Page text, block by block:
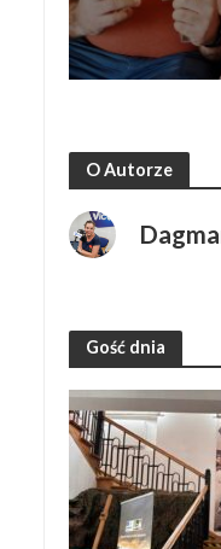
O Autorze
Gość dnia